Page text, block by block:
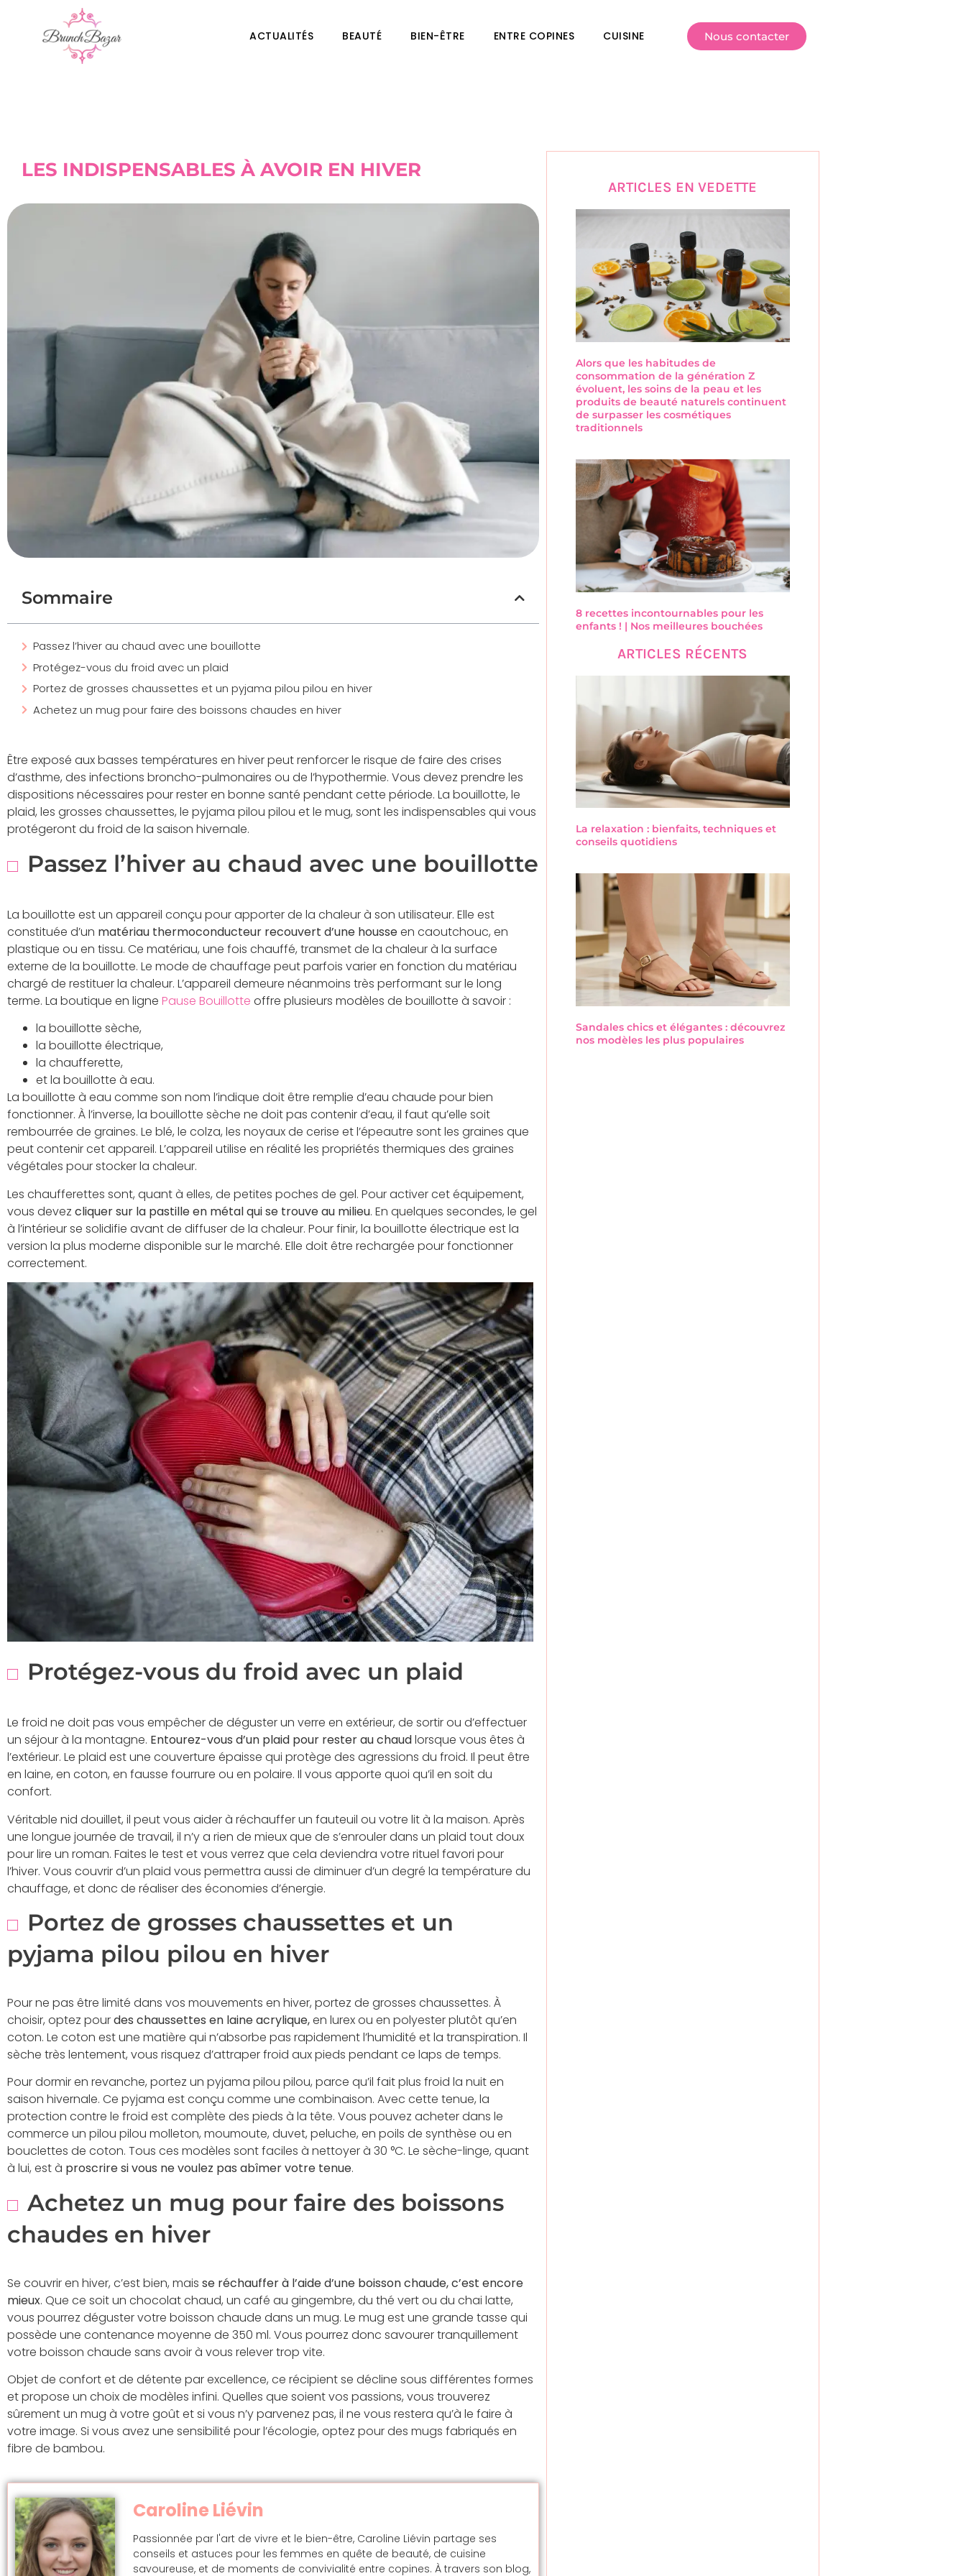
ACTUALITÉS BEAUTÉ BIEN-ÊTRE ENTRE COPINES CUISINE Nous contacter
LES INDISPENSABLES À AVOIR EN HIVER
Sommaire
Passez l’hiver au chaud avec une bouillotte
Protégez-vous du froid avec un plaid
Portez de grosses chaussettes et un pyjama pilou pilou en hiver
Achetez un mug pour faire des boissons chaudes en hiver
Être exposé aux basses températures en hiver peut renforcer le risque de faire des crises
d’asthme, des infections broncho-pulmonaires ou de l’hypothermie. Vous devez prendre les
dispositions nécessaires pour rester en bonne santé pendant cette période. La bouillotte, le
plaid, les grosses chaussettes, le pyjama pilou pilou et le mug, sont les indispensables qui vous
protégeront du froid de la saison hivernale.
Passez l’hiver au chaud avec une bouillotte
La bouillotte est un appareil conçu pour apporter de la chaleur à son utilisateur. Elle est
constituée d’un matériau thermoconducteur recouvert d’une housseen caoutchouc, en
plastique ou en tissu. Ce matériau, une fois chauffé, transmet de la chaleur à la surface
externe de la bouillotte. Le mode de chauffage peut parfois varier en fonction du matériau
chargé de restituer la chaleur. L’appareil demeure néanmoins très performant sur le long
terme. La boutique en ligne Pause Bouillotte offre plusieurs modèles de bouillotte à savoir :
la bouillotte sèche,
la bouillotte électrique,
la chaufferette,
et la bouillotte à eau.
La bouillotte à eau comme son nom l’indique doit être remplie d’eau chaude pour bien
fonctionner. À l’inverse, la bouillotte sèche ne doit pas contenir d’eau, il faut qu’elle soit
rembourrée de graines. Le blé, le colza, les noyaux de cerise et l’épeautre sont les graines que
peut contenir cet appareil. L’appareil utilise en réalité les propriétés thermiques des graines
végétales pour stocker la chaleur.
Les chaufferettes sont, quant à elles, de petites poches de gel. Pour activer cet équipement,
vous devez cliquer sur la pastille en métal qui se trouve au milieu. En quelques secondes, le gel
à l’intérieur se solidifie avant de diffuser de la chaleur. Pour finir, la bouillotte électrique est la
version la plus moderne disponible sur le marché. Elle doit être rechargée pour fonctionner
correctement.
Protégez-vous du froid avec un plaid
Le froid ne doit pas vous empêcher de déguster un verre en extérieur, de sortir ou d’effectuer
un séjour à la montagne. Entourez-vous d’un plaid pour rester au chaudlorsque vous êtes à
l’extérieur. Le plaid est une couverture épaisse qui protège des agressions du froid. Il peut être
en laine, en coton, en fausse fourrure ou en polaire. Il vous apporte quoi qu’il en soit du
confort.
Véritable nid douillet, il peut vous aider à réchauffer un fauteuil ou votre lit à la maison. Après
une longue journée de travail, il n’y a rien de mieux que de s’enrouler dans un plaid tout doux
pour lire un roman. Faites le test et vous verrez que cela deviendra votre rituel favori pour
l’hiver. Vous couvrir d’un plaid vous permettra aussi de diminuer d’un degré la température du
chauffage, et donc de réaliser des économies d’énergie.
Portez de grosses chaussettes et un
pyjama pilou pilou en hiver
Pour ne pas être limité dans vos mouvements en hiver, portez de grosses chaussettes. À
choisir, optez pourdes chaussettes en laine acrylique,en lurex ou en polyester plutôt qu’en
coton. Le coton est une matière qui n’absorbe pas rapidement l’humidité et la transpiration. Il
sèche très lentement, vous risquez d’attraper froid aux pieds pendant ce laps de temps.
Pour dormir en revanche, portez un pyjama pilou pilou, parce qu’il fait plus froid la nuit en
saison hivernale. Ce pyjama est conçu comme une combinaison. Avec cette tenue, la
protection contre le froid est complète des pieds à la tête. Vous pouvez acheter dans le
commerce un pilou pilou molleton, moumoute, duvet, peluche, en poils de synthèse ou en
bouclettes de coton. Tous ces modèles sont faciles à nettoyer à 30 °C. Le sèche-linge, quant
à lui, est à proscrire si vous ne voulez pas abîmer votre tenue.
Achetez un mug pour faire des boissons
chaudes en hiver
Se couvrir en hiver, c’est bien, mais se réchauffer à l’aide d’une boisson chaude, c’est encore
mieux. Que ce soit un chocolat chaud, un café au gingembre, du thé vert ou du chai latte,
vous pourrez déguster votre boisson chaude dans un mug. Le mug est une grande tasse qui
possède une contenance moyenne de 350 ml. Vous pourrez donc savourer tranquillement
votre boisson chaude sans avoir à vous relever trop vite.
Objet de confort et de détente par excellence, ce récipient se décline sous différentes formes
et propose un choix de modèles infini. Quelles que soient vos passions, vous trouverez
sûrement un mug à votre goût et si vous n’y parvenez pas, il ne vous restera qu’à le faire à
votre image. Si vous avez une sensibilité pour l’écologie, optez pour des mugs fabriqués en
fibre de bambou.
Caroline Liévin
Passionnée par l'art de vivre et le bien-être, Caroline Liévin partage ses
conseils et astuces pour les femmes en quête de beauté, de cuisine
savoureuse, et de moments de convivialité entre copines. À travers son blog,
ARTICLES EN VEDETTE
Alors que les habitudes de
consommation de la génération Z
évoluent, les soins de la peau et les
produits de beauté naturels continuent
de surpasser les cosmétiques
traditionnels
8 recettes incontournables pour les
enfants ! | Nos meilleures bouchées
ARTICLES RÉCENTS
La relaxation : bienfaits, techniques et
conseils quotidiens
Sandales chics et élégantes : découvrez
nos modèles les plus populaires